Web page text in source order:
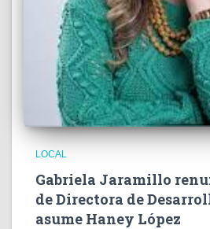
LOCAL
Gabriela Jaramillo
de Directora de
asume Haney López